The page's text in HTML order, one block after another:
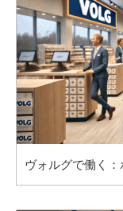
ヴォルグで働く